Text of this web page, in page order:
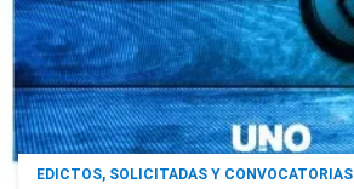
EDICTOS, SOLICITADAS Y CONVOCATORIAS